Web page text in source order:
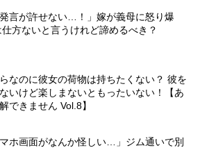
発言が許せない…！」嫁が義母に怒り爆
方ないと言うけれど諦めるべき？
なのに彼女の荷物は持ちたくない？ 彼を
いけど楽しまないともったいない！【あ
できません Vol.8】
マホ画面がなんか怪しい…」ジム通いで別